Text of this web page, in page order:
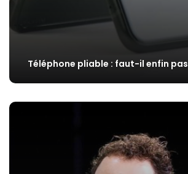
Téléphone pliable : faut-il enfin